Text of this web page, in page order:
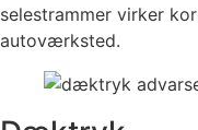
selestrammer virker
autoværksted.